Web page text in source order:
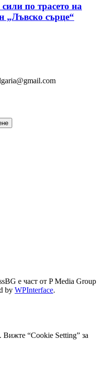
по трасето на
„Лъвско сърце“
е част от P Media Group
by WPInterface.
“Cookie Setting” за